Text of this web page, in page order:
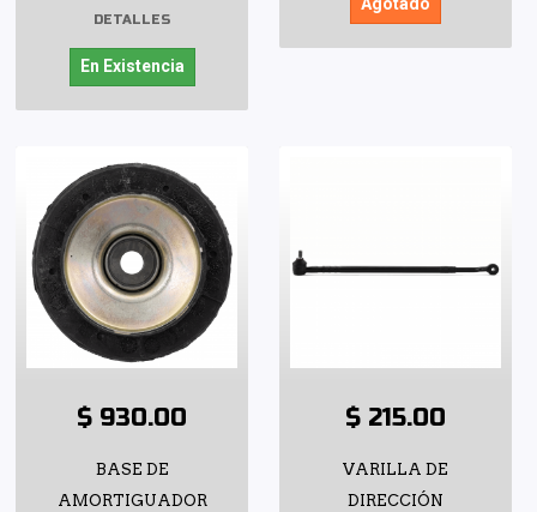
DETALLES
En Existencia
$ 930.00
BASE DE
AMORTIGUADOR
$ 215.00
VARILLA DE
DIRECCIÓN